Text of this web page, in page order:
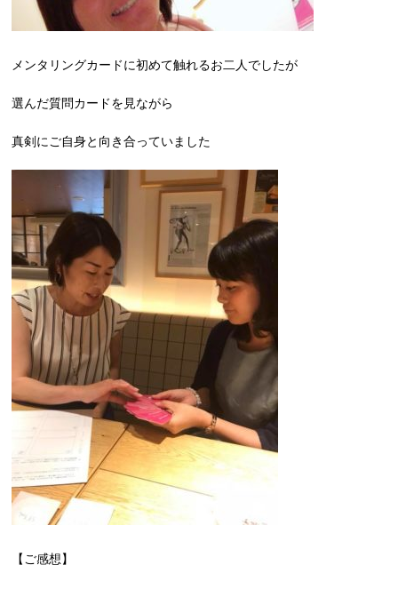
メンタリングカードに初めて触れるお二人でしたが
選んだ質問カードを見ながら
真剣にご自身と向き合っていました
【ご感想】